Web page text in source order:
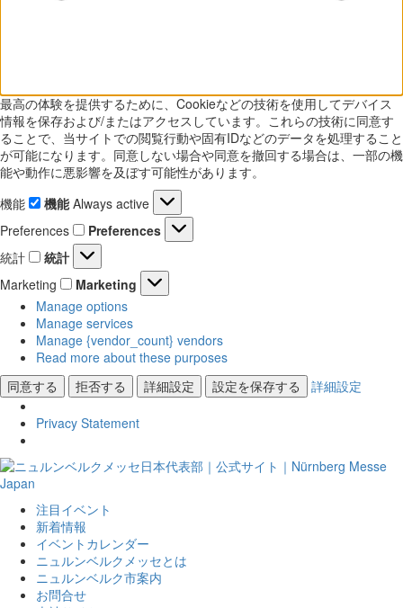
最高の体験を提供するために、Cookieなどの技術を使用してデバイス
情報を保存および/またはアクセスしています。これらの技術に同意す
ることで、当サイトでの閲覧行動や固有IDなどのデータを処理すること
が可能になります。同意しない場合や同意を撤回する場合は、一部の機
能や動作に悪影響を及ぼす可能性があります。
機能
機能 Always active
Preferences
Preferences
統計
統計
Marketing
Marketing
Manage options
Manage services
Manage {vendor_count} vendors
Read more about these purposes
同意する
拒否する 詳細設定 設定を保存する 詳細設定
Privacy Statement
注目イベント
新着情報
イベントカレンダー
ニュルンベルクメッセとは
ニュルンベルク市案内
お問合せ